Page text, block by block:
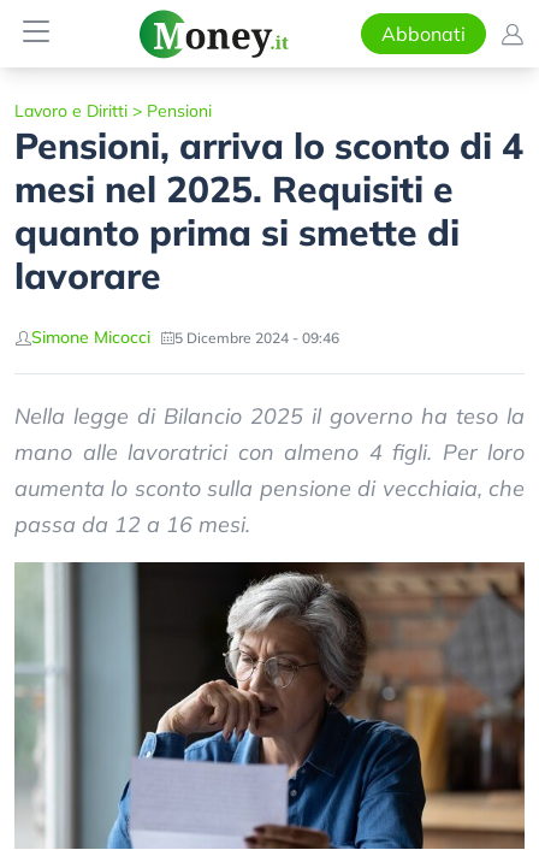
Abbonati
Lavoro e Diritti > Pensioni
Pensioni, arriva lo sconto di 4
mesi nel 2025. Requisiti e
quanto prima si smette di
lavorare
Simone Micocci 5 Dicembre 2024 - 09:46
Nella legge di Bilancio 2025 il governo ha teso la
mano alle lavoratrici con almeno 4 figli. Per loro
aumenta lo sconto sulla pensione di vecchiaia, che
passa da 12 a 16 mesi.